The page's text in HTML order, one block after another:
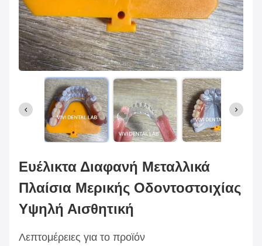
Ευέλικτα Διαφανή Μεταλλικά
Πλαίσια Μερικής Οδοντοστοιχίας
Υψηλή Αισθητική
Λεπτομέρειες για το προϊόν